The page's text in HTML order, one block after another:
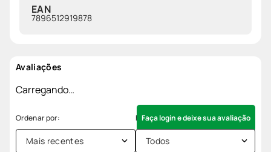
EAN
7896512919878
Avaliações
Carregando…
Faça login e deixe sua avaliação
Mais recentes Todos